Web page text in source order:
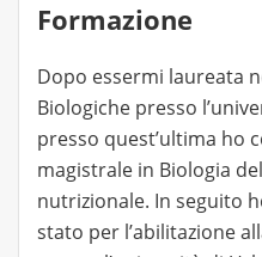
Formazione
Dopo essermi laureata
Biologiche presso
presso quest’ultima ho
magistrale in Biologia
nutrizionale. In seguito
stato per l’abilitazione